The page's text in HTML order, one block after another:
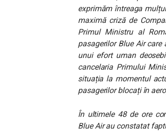
exprimăm întreaga
maximă criză de
Primul Ministru al
pasagerilor Blue Air
unui efort uman
cancelaria Primului
situația la momentul
pasagerilor blocați în
În ultimele 48 de ore
Blue Air au constatat